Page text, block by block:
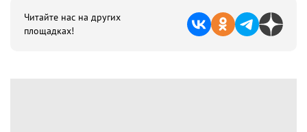
Читайте нас на других
площадках!